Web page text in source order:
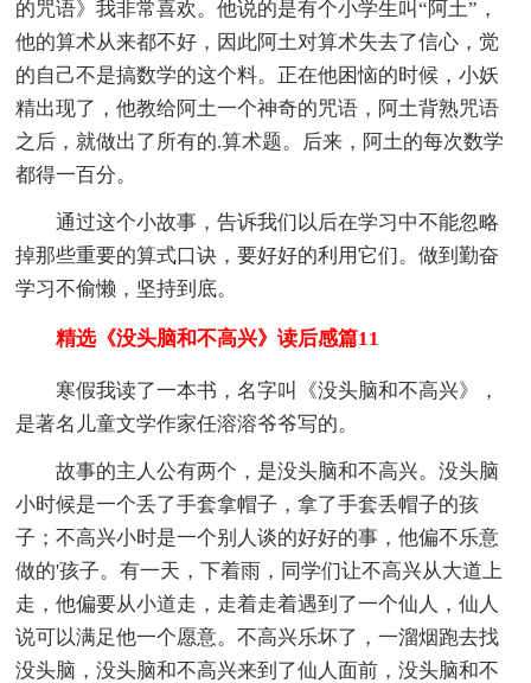
的咒语》我非常喜欢。他说的是有个小学生叫“阿土”，
他的算术从来都不好，因此阿土对算术失去了信心，觉
的自己不是搞数学的这个料。正在他困恼的时候，小妖
精出现了，他教给阿土一个神奇的咒语，阿土背熟咒语
之后，就做出了所有的.算术题。后来，阿土的每次数学
都得一百分。
通过这个小故事，告诉我们以后在学习中不能忽略
掉那些重要的算式口诀，要好好的利用它们。做到勤奋
学习不偷懒，坚持到底。
精选《没头脑和不高兴》读后感篇11
寒假我读了一本书，名字叫《没头脑和不高兴》，
是著名儿童文学作家任溶溶爷爷写的。
故事的主人公有两个，是没头脑和不高兴。没头脑
小时候是一个丢了手套拿帽子，拿了手套丢帽子的孩
子；不高兴小时是一个别人谈的好好的事，他偏不乐意
做的'孩子。有一天，下着雨，同学们让不高兴从大道上
走，他偏要从小道走，走着走着遇到了一个仙人，仙人
说可以满足他一个愿意。不高兴乐坏了，一溜烟跑去找
没头脑，没头脑和不高兴来到了仙人面前，没头脑和不